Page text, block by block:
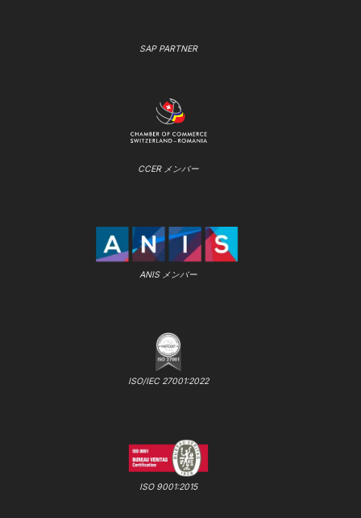
SAP PARTNER
CCER メンバー
ANIS メンバー
ISO/IEC 27001:2022
ISO 9001:2015